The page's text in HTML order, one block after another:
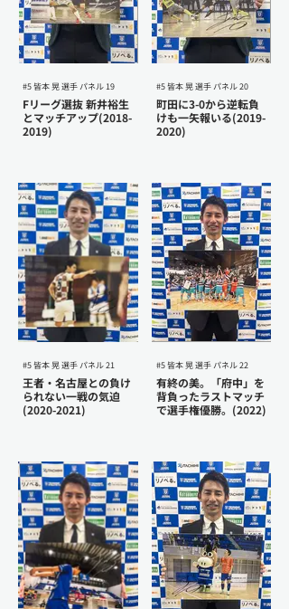
#5 皆本 晃 選手 パネル 19
Fリーグ選抜 新井裕生
とマッチアップ(2018-
2019)
#5 皆本 晃 選手 パネル 20
町田に3-0から逆転負
けも一矢報いる(2019-
2020)
#5 皆本 晃 選手 パネル 21
王者・名古屋との負け
られない一戦の気迫
(2020-2021)
#5 皆本 晃 選手 パネル 22
有終の美。「府中」を
背負ったラストマッチ
で選手権優勝。(2022)